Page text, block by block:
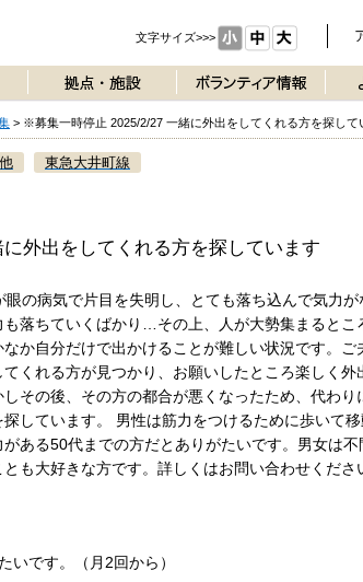
文字サイズ>>>
> ※募集一時停止 2025/2/27 一緒に外出をしてくれる方を探して
東急大井町線
外出をしてくれる方を探しています
の病気で片目を失明し、とても落ち込んで気力が
落ちていくばかり…その上、人が大勢集まるとこ
か自分だけで出かけることが難しい状況です。ご
くれる方が見つかり、お願いしたところ楽しく外
その後、その方の都合が悪くなったため、代わり
しています。 男性は筋力をつけるために歩いて
ある50代までの方だとありがたいです。男女は不
も大好きな方です。詳しくはお問い合わせくださ
いです。（月2回から）